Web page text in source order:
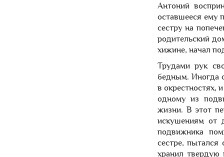
Антоний
оставшееся ему
сестру на
родительский
хижине, начал
Трудами рук
бедным. Иногда
в окрестностях,
одному из
жизни. В этот
искушениям от
подвижника
сестре, пытался
хранил твердую